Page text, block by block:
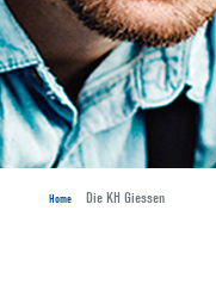
Home Die KH Giessen